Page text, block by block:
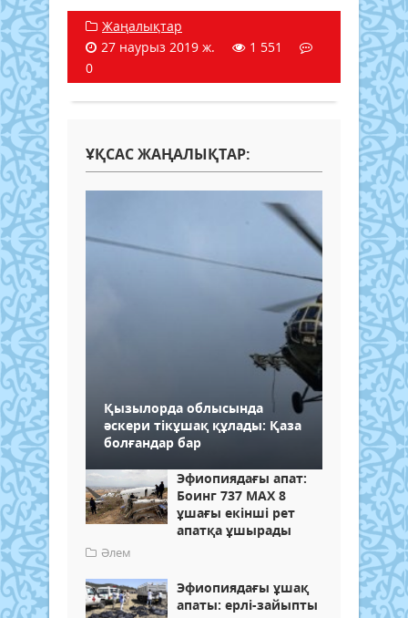
Жаңалықтар
27 наурыз 2019 ж.
1 551
0
ҰҚСАС ЖАҢАЛЫҚТАР:
Қызылорда облысында
әскери тікұшақ құлады: Қаза
болғандар бар
Эфиопиядағы апат:
Боинг 737 MAX 8
ұшағы екінші рет
апатқа ұшырады
Әлем
Эфиопиядағы ұшақ
апаты: ерлі-зайыпты